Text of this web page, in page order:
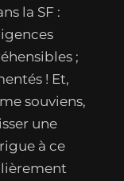
la SF :
;
! Et,
souviens,
une
à ce